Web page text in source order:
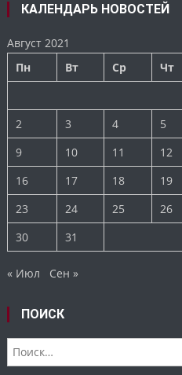
КАЛЕНДАРЬ НОВОСТЕЙ
Август 2021
Пн
Вт Ср Чт
2
3 4 5
9
10 11 12
16
17 18 19
23
24 25 26
30
31
« Июл Сен »
ПОИСК